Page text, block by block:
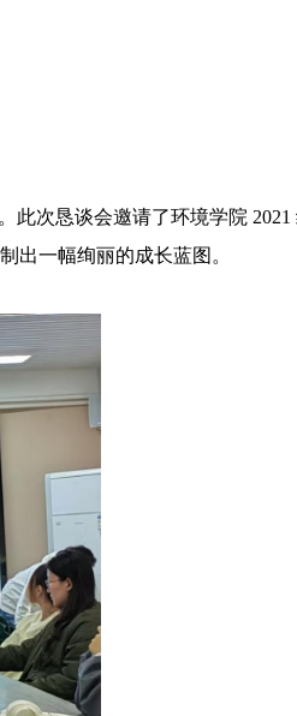
次恳谈会邀请了环境学院 2021
出一幅绚丽的成长蓝图。